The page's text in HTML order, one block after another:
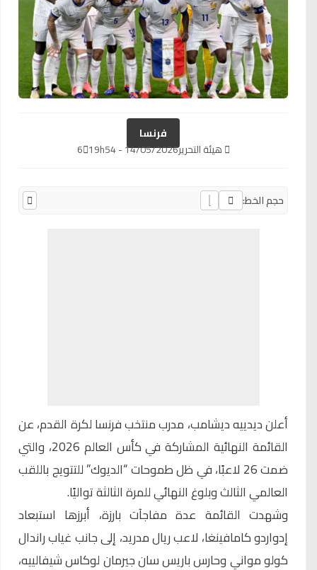
فرنسا
هيئة التحرير14/05/2026 - 19h54
6
حجم الخط:
أعلنديدييه ديشامب، مدرب منتخب فرنسا لكرة القدم، عن
القائمة النهائية المشاركة في كأس العالم 2026، والتي
ضمت 26 لاعبًا، في ظل طموحات “الديوك” للتتويج باللقب
العالمي الثالث وبلوغ النهائي للمرة الثالثة تواليًا.
وشهدت القائمة عدة مفاجآت بارزة، أبرزها استبعاد
إدواردو كامافينغا، لاعب ريال مدريد، إلى جانب غياب راندال
كولو مواني وحارس باريس سان جيرمان لوكاس شيفالييه،